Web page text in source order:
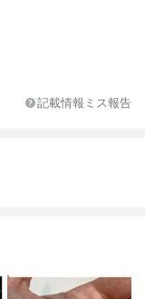
記載情報ミス報告